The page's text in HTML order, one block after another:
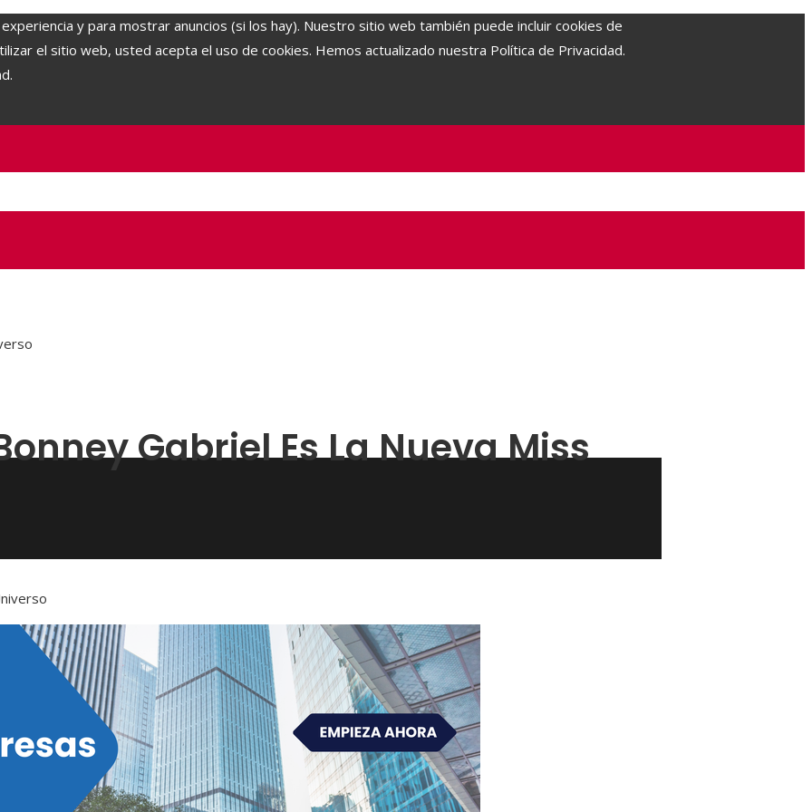
y para mostrar anuncios (si los hay). Nuestro sitio web también puede incluir cookies de
el sitio web, usted acepta el uso de cookies. Hemos actualizado nuestra Política de Privacidad.
Gabriel Es La Nueva Miss